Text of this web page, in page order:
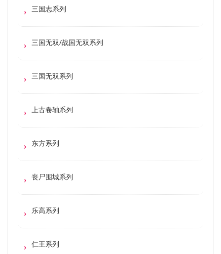
三国志系列
三国无双/战国无双系列
三国无双系列
上古卷轴系列
东方系列
丧尸围城系列
乐高系列
仁王系列